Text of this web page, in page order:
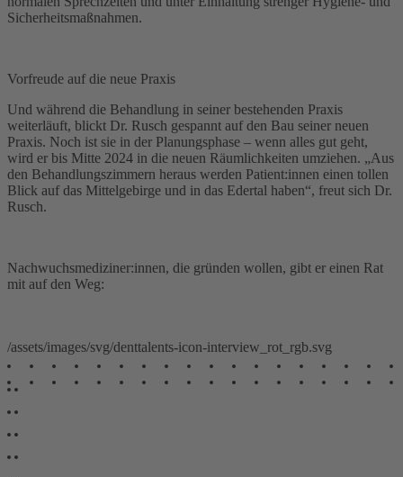
Sicherheitsmaßnahmen.
Vorfreude auf die neue Praxis
Und während die Behandlung in seiner bestehenden Praxis
weiterläuft, blickt Dr. Rusch gespannt auf den Bau seiner neuen
Praxis. Noch ist sie in der Planungsphase – wenn alles gut geht,
wird er bis Mitte 2024 in die neuen Räumlichkeiten umziehen. „Aus
den Behandlungszimmern heraus werden Patient:innen einen tollen
Blick auf das Mittelgebirge und in das Edertal haben“, freut sich Dr.
Rusch.
Nachwuchsmediziner:innen, die gründen wollen, gibt er einen Rat
mit auf den Weg:
/assets/images/svg/denttalents-icon-interview_rot_rgb.svg